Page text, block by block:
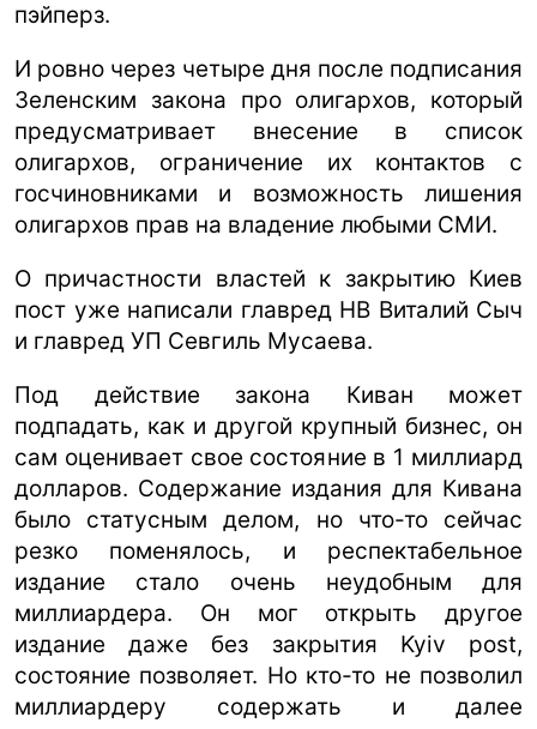
пэйперз.
И ровно через четыре дня после подписания
Зеленским закона про олигархов, который
предусматривает внесение в список
олигархов, ограничение их контактов с
госчиновниками и возможность лишения
олигархов прав на владение любыми СМИ.
О причастности властей к закрытию Киев
пост уже написали главред НВ Виталий Сыч
и главред УП Севгиль Мусаева.
Под действие закона Киван может
подпадать, как и другой крупный бизнес, он
сам оценивает свое состояние в 1 миллиард
долларов. Содержание издания для Кивана
было статусным делом, но что-то сейчас
резко поменялось, и респектабельное
издание стало очень неудобным для
миллиардера. Он мог открыть другое
издание даже без закрытия Kyiv post,
состояние позволяет. Но кто-то не позволил
миллиардеру содержать и далее